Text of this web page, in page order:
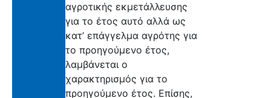
αγροτικής εκμετάλλευσης
για το έτος αυτό αλλά ως
κατ’ επάγγελμα αγρότης για
το προηγούμενο έτος,
λαμβάνεται ο
χαρακτηρισμός για το
προηγούμενο έτος. Επίσης,